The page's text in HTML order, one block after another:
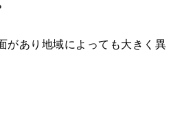
があり地域によっても大きく異